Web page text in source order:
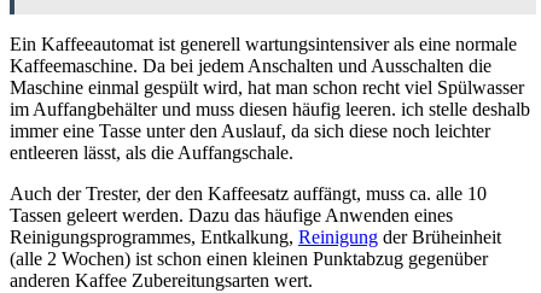
Ein Kaffeeautomat ist generell wartungsintensiver als eine normale
Kaffeemaschine. Da bei jedem Anschalten und Ausschalten die
Maschine einmal gespült wird, hat man schon recht viel Spülwasser
im Auffangbehälter und muss diesen häufig leeren. ich stelle deshalb
immer eine Tasse unter den Auslauf, da sich diese noch leichter
entleeren lässt, als die Auffangschale.
Auch der Trester, der den Kaffeesatz auffängt, muss ca. alle 10
Tassen geleert werden. Dazu das häufige Anwenden eines
Reinigungsprogrammes, Entkalkung, Reinigung der Brüheinheit
(alle 2 Wochen) ist schon einen kleinen Punktabzug gegenüber
anderen Kaffee Zubereitungsarten wert.